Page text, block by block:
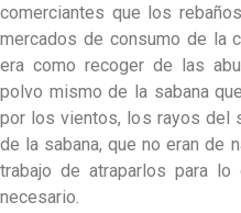
comerciantes que los
mercados de consumo de la
era como recoger de las
polvo mismo de la sabana
por los vientos, los rayos del
de la sabana, que no eran de
trabajo de atraparlos para lo
necesario.